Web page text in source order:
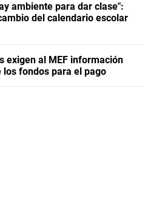
ambiente para dar clase":
del calendario escolar
exigen al MEF información
los fondos para el pago